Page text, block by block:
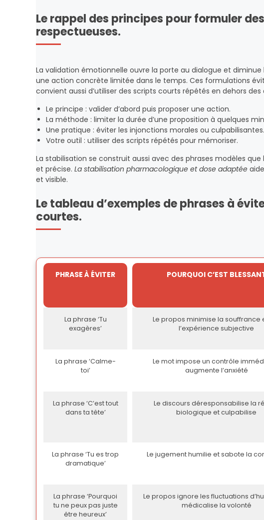
Le rappel des principes pour formuler
respectueuses.
La validation émotionnelle ouvre la porte au dialogue et
une action concrète limitée dans le temps. Ces formulations
convient aussi d’utiliser des scripts courts répétés en dehors
Le principe : valider d’abord puis proposer une action.
La méthode : limiter la durée d’une proposition à quelques
Une pratique : éviter les injonctions morales ou culpabilisantes.
Votre outil : utiliser des scripts répétés pour mémoriser.
La stabilisation se construit aussi avec des phrases modèles
et précise. La stabilisation pharmacologique et dose adaptée
et visible.
Le tableau d’exemples de phrases à
courtes.
PHRASE À ÉVITER POURQUOI C’EST
La phrase ‘Tu
exagères’
Le propos minimise la souffrance
l’expérience subjective
La phrase ‘Calme-
toi’
Le mot impose un contrôle
augmente l’anxiété
La phrase ‘C’est tout
dans ta tête’
Le discours déresponsabilise la
biologique et culpabilise
La phrase ‘Tu es trop
dramatique’
Le jugement humilie et sabote la
La phrase ‘Pourquoi
tu ne peux pas juste
être heureux’
Le propos ignore les fluctuations
médicalise la volonté